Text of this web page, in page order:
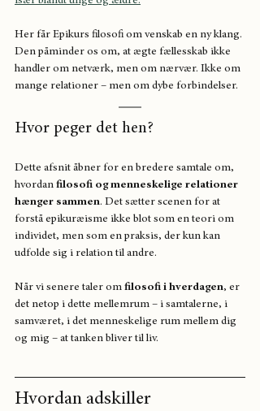
Her får Epikurs filosofi om venskab en ny klang.
Den påminder os om, at ægte fællesskab ikke
handler om netværk, men om nærvær. Ikke om
mange relationer – men om dybe forbindelser.
Hvor peger det hen?
Dette afsnit åbner for en bredere samtale om,
hvordan filosofi og menneskelige relationer
hænger sammen. Det sætter scenen for at
forstå epikuræisme ikke blot som en teori om
individet, men som en praksis, der kun kan
udfolde sig i relation til andre.
Når vi senere taler om filosofi i hverdagen, er
det netop i dette mellemrum – i samtalerne, i
samværet, i det menneskelige rum mellem dig
og mig – at tanken bliver til liv.
Hvordan adskiller